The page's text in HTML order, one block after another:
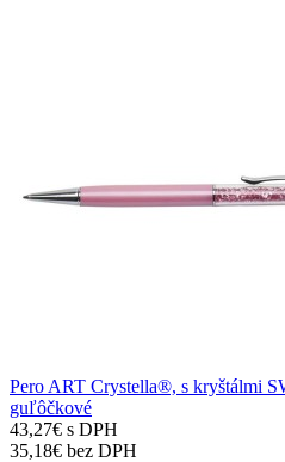
Pero ART Crystella®, s kryštálmi
guľôčkové
43,27€ s DPH
35,18€ bez DPH